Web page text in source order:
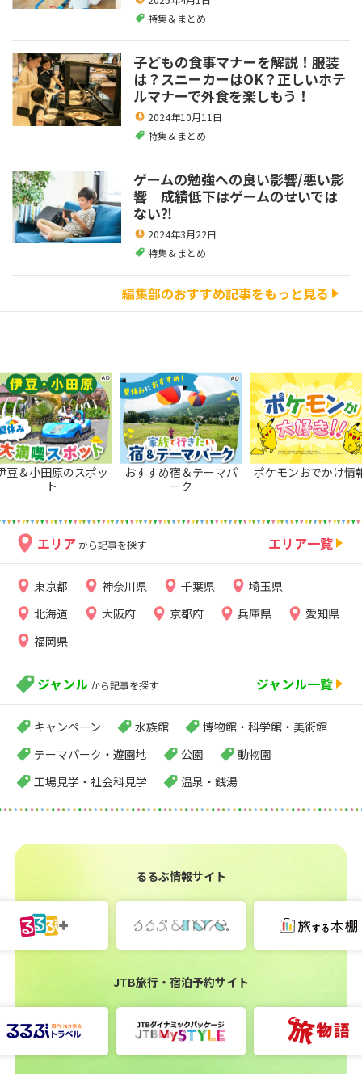
特集＆まとめ
子どもの食事マナーを解説！服装
は？スニーカーはOK？正しいホテ
ルマナーで外食を楽しもう！
2024年10月11日
特集＆まとめ
ゲームの勉強への良い影響/悪い影
響 成績低下はゲームのせいでは
ない⁈
2024年3月22日
特集＆まとめ
編集部のおすすめ記事をもっと見る
豆＆小田原のスポッ
ト
おすすめ宿＆テーマパ
ーク
ポケモンおでかけ情
エリア から記事を探す エリア一覧
東京都 神奈川県 千葉県
埼玉県
北海道
大阪府 京都府 兵庫県
愛知県
福岡県
ジャンル から記事を探す ジャンル一覧
キャンペーン 水族館
博物館・科学館・美術館
テーマパーク・遊園地
公園
動物園
工場見学・社会科見学
温泉・銭湯
るるぶ情報サイト
JTB旅行・宿泊予約サイト